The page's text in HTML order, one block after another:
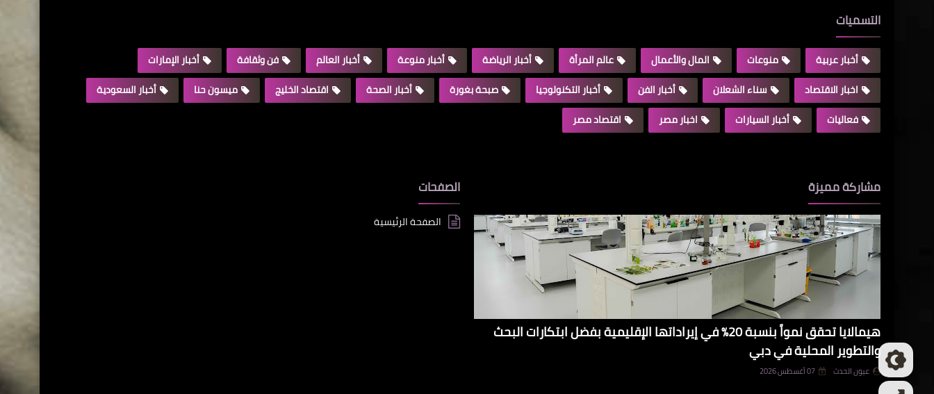
التسميات
أخبار عربية منوعات المال والأعمال عالم المرأة أخبار الرياضة أخبار منوعة أخبار العالم فن وثقافة
أخبار الإمارات
اخبار الاقتصاد
سناء الشعلان أخبار الفن أخبار التكنولوجيا صبحة بغورة أخبار الصحة اقتصاد الخليج ميسون حنا
أخبار السعودية
فعاليات
أخبار السيارات اخبار مصر اقتصاد مصر
مشاركة مميزة
هيمالايا تحقق نمواً بنسبة 20% في إيراداتها الإقليمية بفضل ابتكارات البحث
والتطوير المحلية في دبي
عيون الحدث 07 أغسطس 2026
الصفحات
الصفحة الرئيسية